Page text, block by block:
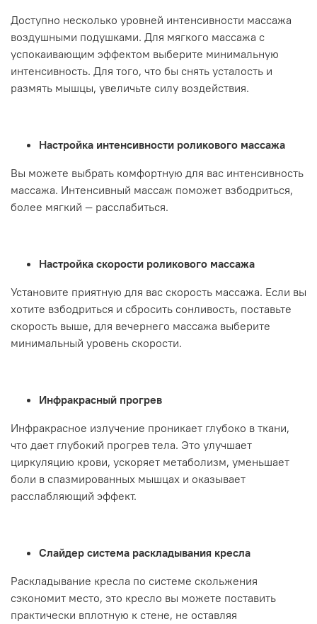
Доступно несколько уровней интенсивности массажа
воздушными подушками. Для мягкого массажа с
успокаивающим эффектом выберите минимальную
интенсивность. Для того, что бы снять усталость и
размять мышцы, увеличьте силу воздействия.
Настройка интенсивности роликового массажа
Вы можете выбрать комфортную для вас интенсивность
массажа. Интенсивный массаж поможет взбодриться,
более мягкий — расслабиться.
Настройка скорости роликового массажа
Установите приятную для вас скорость массажа. Если вы
хотите взбодриться и сбросить сонливость, поставьте
скорость выше, для вечернего массажа выберите
минимальный уровень скорости.
Инфракрасный прогрев
Инфракрасное излучение проникает глубоко в ткани,
что дает глубокий прогрев тела. Это улучшает
циркуляцию крови, ускоряет метаболизм, уменьшает
боли в спазмированных мышцах и оказывает
расслабляющий эффект.
Слайдер система раскладывания кресла
Раскладывание кресла по системе скольжения
сэкономит место, это кресло вы можете поставить
практически вплотную к стене, не оставляя